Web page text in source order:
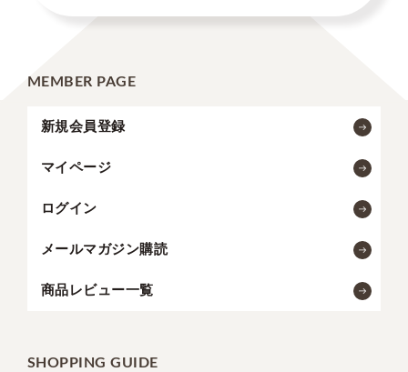
MEMBER PAGE
新規会員登録
マイページ
ログイン
メールマガジン購読
商品レビュー一覧
SHOPPING GUIDE